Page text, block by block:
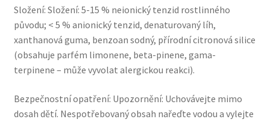
Složení: Složení: 5-15 % neionický tenzid rostlinného
původu; < 5 % anionický tenzid, denaturovaný líh,
xanthanová guma, benzoan sodný, přírodní citronová silice
(obsahuje parfém limonene, beta-pinene, gama-
terpinene – může vyvolat alergickou reakci).
Bezpečnostní opatření: Upozornění: Uchovávejte mimo
dosah dětí. Nespotřebovaný obsah nařeďte vodou a vylejte